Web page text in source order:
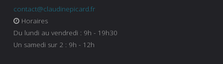
contact@claudinepicard.fr
Horaires
Du lundi au vendredi : 9h - 19h30
Un samedi sur 2 : 9h - 12h